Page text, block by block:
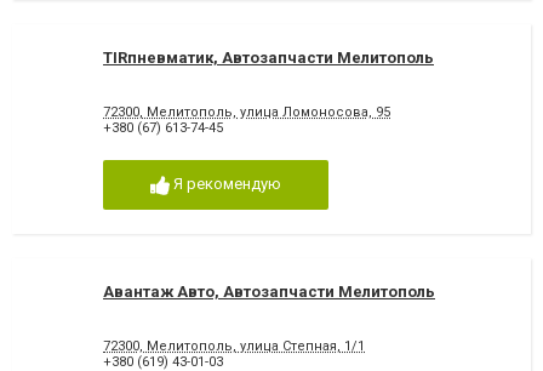
TIRпневматик, Автозапчасти Мелитополь
72300, Мелитополь, улица Ломоносова, 95
+380 (67) 613-74-45
Я рекомендую
Авантаж Авто, Автозапчасти Мелитополь
72300, Мелитополь, улица Степная, 1/1
+380 (619) 43-01-03